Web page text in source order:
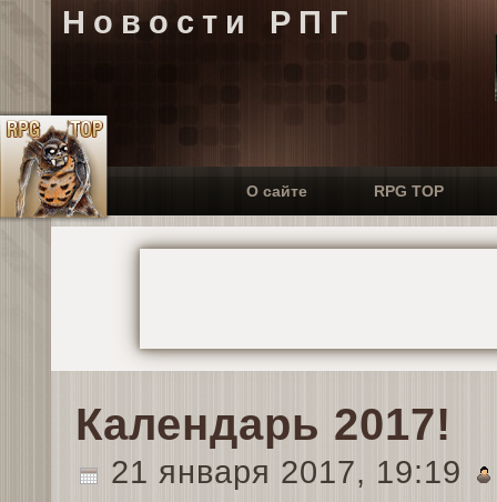
Новости РПГ
О сайте RPG TOP
Календарь 2017!
21 января 2017, 19:19